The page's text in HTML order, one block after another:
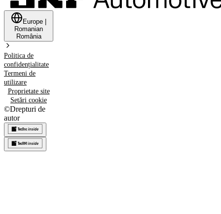
Europe
Romanian
România
Politica de
confidențialitate
Termeni de
utilizare
Proprietate site
Setări cookie
©Drepturi de
autor